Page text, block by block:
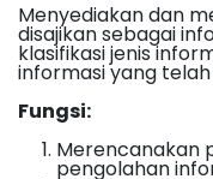
Menyediakan dan
disajikan sebagai
klasifikasi jenis
informasi yang telah
Fungsi:
Merencanakan
pengolahan